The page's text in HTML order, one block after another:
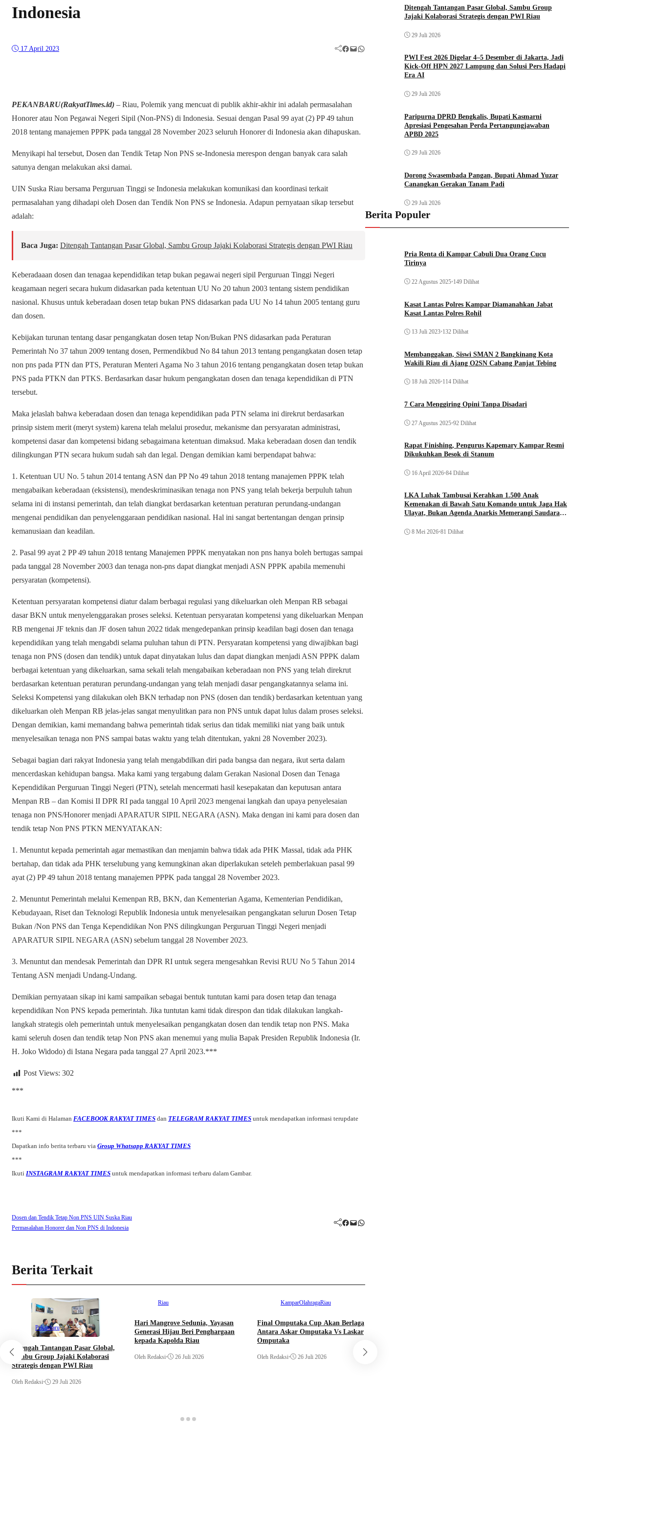
Indonesia
17 April 2023 Facebook Mail WhatsApp
PEKANBARU(RakyatTimes.id) – Riau, Polemik yang mencuat di publik akhir-akhir ini adalah permasalahan
Honorer atau Non Pegawai Negeri Sipil (Non-PNS) di Indonesia. Sesuai dengan Pasal 99 ayat (2) PP 49 tahun
2018 tentang manajemen PPPK pada tanggal 28 November 2023 seluruh Honorer di Indonesia akan dihapuskan.
Menyikapi hal tersebut, Dosen dan Tendik Tetap Non PNS se-Indonesia merespon dengan banyak cara salah
satunya dengan melakukan aksi damai.
UIN Suska Riau bersama Perguruan Tinggi se Indonesia melakukan komunikasi dan koordinasi terkait
permasalahan yang dihadapi oleh Dosen dan Tendik Non PNS se Indonesia. Adapun pernyataan sikap tersebut
adalah:
Baca Juga: Ditengah Tantangan Pasar Global, Sambu Group Jajaki Kolaborasi Strategis dengan PWI Riau
Keberadaaan dosen dan tenagaa kependidikan tetap bukan pegawai negeri sipil Perguruan Tinggi Negeri
keagamaan negeri secara hukum didasarkan pada ketentuan UU No 20 tahun 2003 tentang sistem pendidikan
nasional. Khusus untuk keberadaan dosen tetap bukan PNS didasarkan pada UU No 14 tahun 2005 tentang guru
dan dosen.
Kebijakan turunan tentang dasar pengangkatan dosen tetap Non/Bukan PNS didasarkan pada Peraturan
Pemerintah No 37 tahun 2009 tentang dosen, Permendikbud No 84 tahun 2013 tentang pengangkatan dosen tetap
non pns pada PTN dan PTS, Peraturan Menteri Agama No 3 tahun 2016 tentang pengangkatan dosen tetap bukan
PNS pada PTKN dan PTKS. Berdasarkan dasar hukum pengangkatan dosen dan tenaga kependidikan di PTN
tersebut.
Maka jelaslah bahwa keberadaan dosen dan tenaga kependidikan pada PTN selama ini direkrut berdasarkan
prinsip sistem merit (meryt system) karena telah melalui prosedur, mekanisme dan persyaratan administrasi,
kompetensi dasar dan kompetensi bidang sebagaimana ketentuan dimaksud. Maka keberadaan dosen dan tendik
dilingkungan PTN secara hukum sudah sah dan legal. Dengan demikian kami berpendapat bahwa:
1. Ketentuan UU No. 5 tahun 2014 tentang ASN dan PP No 49 tahun 2018 tentang manajemen PPPK telah
mengabaikan keberadaan (eksistensi), mendeskriminasikan tenaga non PNS yang telah bekerja berpuluh tahun
selama ini di instansi pemerintah, dan telah diangkat berdasarkan ketentuan peraturan perundang-undangan
mengenai pendidikan dan penyelenggaraan pendidikan nasional. Hal ini sangat bertentangan dengan prinsip
kemanusiaan dan keadilan.
2. Pasal 99 ayat 2 PP 49 tahun 2018 tentang Manajemen PPPK menyatakan non pns hanya boleh bertugas sampai
pada tanggal 28 November 2003 dan tenaga non-pns dapat diangkat menjadi ASN PPPK apabila memenuhi
persyaratan (kompetensi).
Ketentuan persyaratan kompetensi diatur dalam berbagai regulasi yang dikeluarkan oleh Menpan RB sebagai
dasar BKN untuk menyelenggarakan proses seleksi. Ketentuan persyaratan kompetensi yang dikeluarkan Menpan
RB mengenai JF teknis dan JF dosen tahun 2022 tidak mengedepankan prinsip keadilan bagi dosen dan tenaga
kependidikan yang telah mengabdi selama puluhan tahun di PTN. Persyaratan kompetensi yang diwajibkan bagi
tenaga non PNS (dosen dan tendik) untuk dapat dinyatakan lulus dan dapat diangkan menjadi ASN PPPK dalam
berbagai ketentuan yang dikeluarkan, sama sekali telah mengabaikan keberadaan non PNS yang telah direkrut
berdasarkan ketentuan peraturan perundang-undangan yang telah menjadi dasar pengangkatannya selama ini.
Seleksi Kompetensi yang dilakukan oleh BKN terhadap non PNS (dosen dan tendik) berdasarkan ketentuan yang
dikeluarkan oleh Menpan RB jelas-jelas sangat menyulitkan para non PNS untuk dapat lulus dalam proses seleksi.
Dengan demikian, kami memandang bahwa pemerintah tidak serius dan tidak memiliki niat yang baik untuk
menyelesaikan tenaga non PNS sampai batas waktu yang telah ditentukan, yakni 28 November 2023).
Sebagai bagian dari rakyat Indonesia yang telah mengabdilkan diri pada bangsa dan negara, ikut serta dalam
mencerdaskan kehidupan bangsa. Maka kami yang tergabung dalam Gerakan Nasional Dosen dan Tenaga
Kependidikan Perguruan Tinggi Negeri (PTN), setelah mencermati hasil kesepakatan dan keputusan antara
Menpan RB – dan Komisi II DPR RI pada tanggal 10 April 2023 mengenai langkah dan upaya penyelesaian
tenaga non PNS/Honorer menjadi APARATUR SIPIL NEGARA (ASN). Maka dengan ini kami para dosen dan
tendik tetap Non PNS PTKN MENYATAKAN:
1. Menuntut kepada pemerintah agar memastikan dan menjamin bahwa tidak ada PHK Massal, tidak ada PHK
bertahap, dan tidak ada PHK terselubung yang kemungkinan akan diperlakukan seteleh pemberlakuan pasal 99
ayat (2) PP 49 tahun 2018 tentang manajemen PPPK pada tanggal 28 November 2023.
2. Menuntut Pemerintah melalui Kemenpan RB, BKN, dan Kementerian Agama, Kementerian Pendidikan,
Kebudayaan, Riset dan Teknologi Republik Indonesia untuk menyelesaikan pengangkatan selurun Dosen Tetap
Bukan /Non PNS dan Tenga Kependidikan Non PNS dilingkungan Perguruan Tinggi Negeri menjadi
APARATUR SIPIL NEGARA (ASN) sebelum tanggal 28 November 2023.
3. Menuntut dan mendesak Pemerintah dan DPR RI untuk segera mengesahkan Revisi RUU No 5 Tahun 2014
Tentang ASN menjadi Undang-Undang.
Demikian pernyataan sikap ini kami sampaikan sebagai bentuk tuntutan kami para dosen tetap dan tenaga
kependidikan Non PNS kepada pemerintah. Jika tuntutan kami tidak direspon dan tidak dilakukan langkah-
langkah strategis oleh pemerintah untuk menyelesaikan pengangkatan dosen dan tendik tetap non PNS. Maka
kami seleruh dosen dan tendik tetap Non PNS akan menemui yang mulia Bapak Presiden Republik Indonesia (Ir.
H. Joko Widodo) di Istana Negara pada tanggal 27 April 2023.***
Post Views: 302
***
Ikuti Kami di Halaman FACEBOOK RAKYAT TIMES dan TELEGRAM RAKYAT TIMES untuk mendapatkan informasi terupdate
***
Dapatkan info berita terbaru via Group Whatsapp RAKYAT TIMES
***
Ikuti INSTAGRAM RAKYAT TIMES untuk mendapatkan informasi terbaru dalam Gambar.
Dosen dan Tendik Tetap Non PNS UIN Suska Riau
Permasalahan Honorer dan Non PNS di Indonesia
Facebook Mail WhatsApp
Berita Terkait
Pekanbaru
Ditengah Tantangan Pasar Global,
Sambu Group Jajaki Kolaborasi
Strategis dengan PWI Riau
Oleh Redaksi• 29 Juli 2026
Riau
Hari Mangrove Sedunia, Yayasan
Generasi Hijau Beri Penghargaan
kepada Kapolda Riau
Oleh Redaksi• 26 Juli 2026
KamparOlahragaRiau
Final Omputaka Cup Akan Berlaga
Antara Askar Omputaka Vs Laskar
Omputaka
Oleh Redaksi• 26 Juli 2026
Ditengah Tantangan Pasar Global, Sambu Group
Jajaki Kolaborasi Strategis dengan PWI Riau
29 Juli 2026
PWI Fest 2026 Digelar 4–5 Desember di Jakarta, Jadi
Kick-Off HPN 2027 Lampung dan Solusi Pers Hadapi
Era AI
29 Juli 2026
Paripurna DPRD Bengkalis, Bupati Kasmarni
Apresiasi Pengesahan Perda Pertangungjawaban
APBD 2025
29 Juli 2026
Dorong Swasembada Pangan, Bupati Ahmad Yuzar
Canangkan Gerakan Tanam Padi
29 Juli 2026
Berita Populer
Pria Renta di Kampar Cabuli Dua Orang Cucu
Tirinya
22 Agustus 2025•149 Dilihat
Kasat Lantas Polres Kampar Diamanahkan Jabat
Kasat Lantas Polres Rohil
13 Juli 2023•132 Dilihat
Membanggakan, Siswi SMAN 2 Bangkinang Kota
Wakili Riau di Ajang O2SN Cabang Panjat Tebing
18 Juli 2026•114 Dilihat
7 Cara Menggiring Opini Tanpa Disadari
27 Agustus 2025•92 Dilihat
Rapat Finishing, Pengurus Kapemary Kampar Resmi
Dikukuhkan Besok di Stanum
16 April 2026•84 Dilihat
LKA Luhak Tambusai Kerahkan 1.500 Anak
Kemenakan di Bawah Satu Komando untuk Jaga Hak
Ulayat, Bukan Agenda Anarkis Memerangi Saudara
8 Mei 2026•81 Dilihat